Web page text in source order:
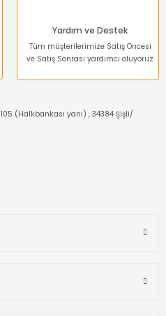
Yardım ve Destek
Tüm müşterilerimize Satış Öncesi
ve Satış Sonrası yardımcı oluyoruz
(Halkbankası yanı) , 34384 Şişli/